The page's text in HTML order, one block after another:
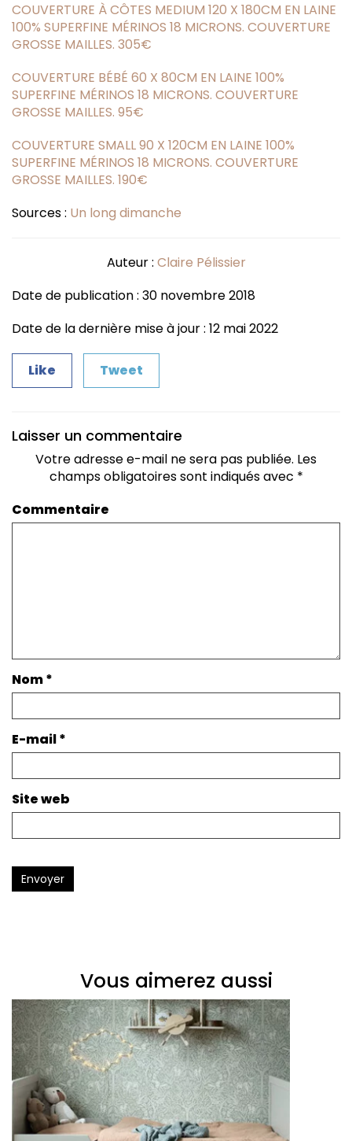
COUVERTURE À CÔTES MEDIUM 120 X 180CM EN LAINE
100% SUPERFINE MÉRINOS 18 MICRONS. COUVERTURE
GROSSE MAILLES. 305€
COUVERTURE BÉBÉ 60 X 80CM EN LAINE 100%
SUPERFINE MÉRINOS 18 MICRONS. COUVERTURE
GROSSE MAILLES. 95€
COUVERTURE SMALL 90 X 120CM EN LAINE 100%
SUPERFINE MÉRINOS 18 MICRONS. COUVERTURE
GROSSE MAILLES. 190€
Sources : Un long dimanche
Auteur : Claire Pélissier
Date de publication : 30 novembre 2018
Date de la dernière mise à jour : 12 mai 2022
Like Tweet
Laisser un commentaire
Votre adresse e-mail ne sera pas publiée. Les
champs obligatoires sont indiqués avec *
Commentaire
Nom*
E-mail*
Site web
Envoyer
Vous aimerez aussi